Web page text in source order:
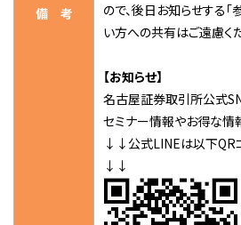
備 考
ので、後日お知らせする
い方への共有はご遠慮く
【お知らせ】
名古屋証券取引所公式
セミナー情報やお得な情
↓↓公式LINEは以下QR
↓↓